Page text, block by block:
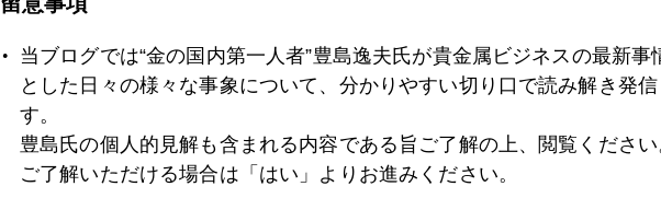
2017年09月27日 利上げ確率急上昇、１０月混乱リスクも
2017年09月26日 Ｊアラート鳴るなかでの日本経済再生議論？
当ブログでは“金の国内第一人者”豊島逸夫氏が貴金属ビジネスの最新事
とした日々の様々な事象について、分かりやすい切り口で読み解き発信
す。
豊島氏の個人的見解も含まれる内容である旨ご了解の上、閲覧ください
ご了解いただける場合は「はい」よりお進みください。